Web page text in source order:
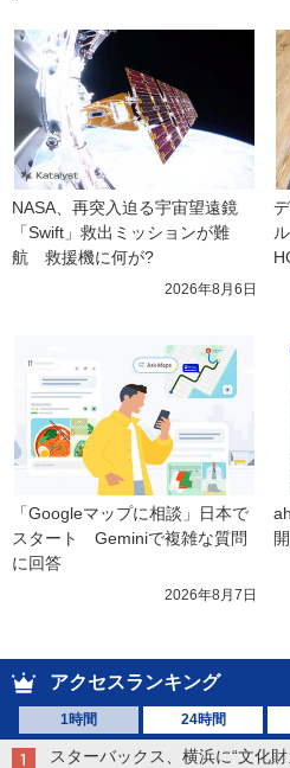
NASA、再突入迫る宇宙望遠鏡
「Swift」救出ミッションが難
航　救援機に何が?
2026年8月6日
「Googleマップに相談」日本で
スタート　Geminiで複雑な質問
に回答
2026年8月7日
アクセスランキング
1時間 24時間
スターバックス、横浜に“文化